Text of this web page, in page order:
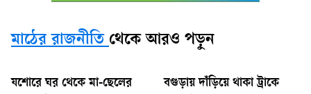
মাঠের রাজনীতি থেকে আরও পড়ুন
যশোরে ঘর থেকে মা-ছেলের
বগুড়ায় দাঁড়িয়ে থাকা ট্রাকে